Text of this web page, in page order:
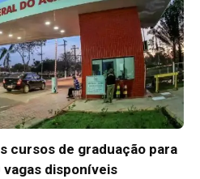
cursos de graduação para
vagas disponíveis